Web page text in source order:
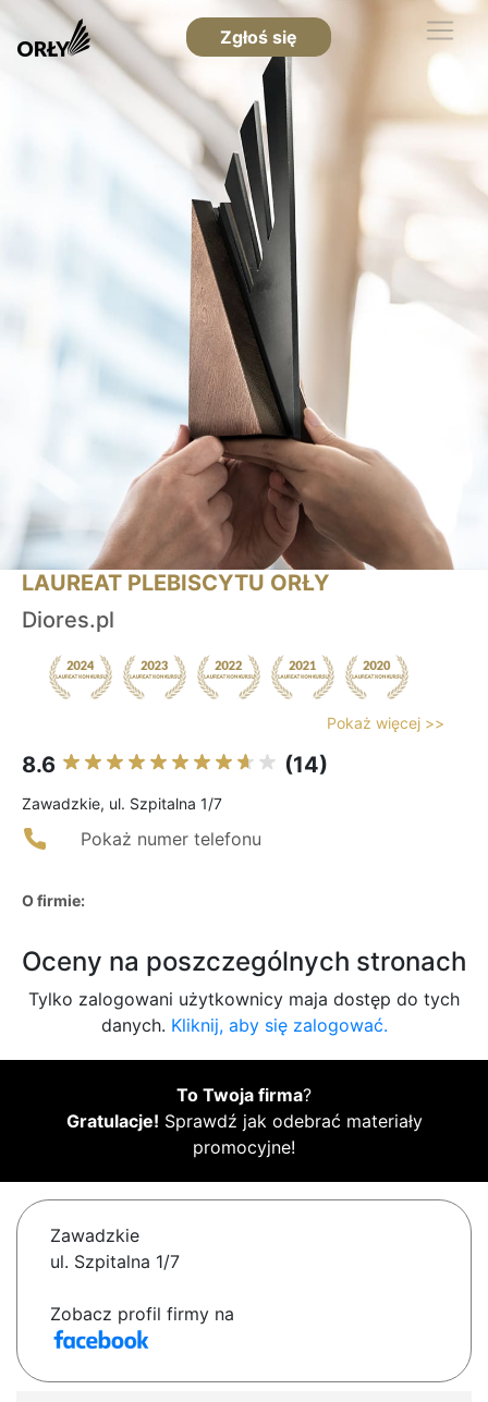
Zgłoś się
LAUREAT PLEBISCYTU ORŁY
Diores.pl
Pokaż więcej >>
8.6 (14)
Zawadzkie, ul. Szpitalna 1/7
Pokaż numer telefonu
O firmie:
Oceny na poszczególnych stronach
Tylko zalogowani użytkownicy maja dostęp do tych
danych. Kliknij, aby się zalogować.
To Twoja firma?
Gratulacje! Sprawdź jak odebrać materiały
promocyjne!
Zawadzkie
ul. Szpitalna 1/7
Zobacz profil firmy na